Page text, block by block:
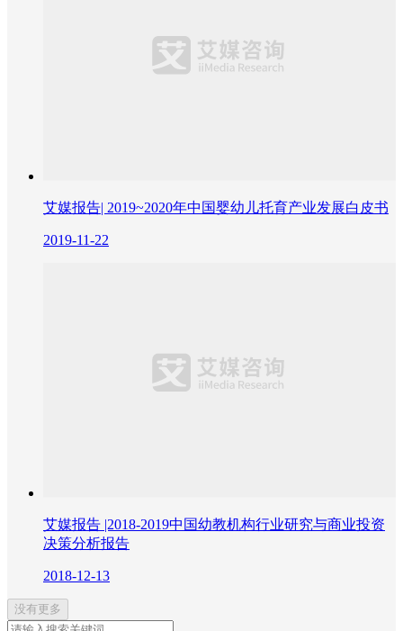
艾媒报告| 2019~2020年中国婴幼儿托育产业发展白皮书
2019-11-22
艾媒报告 |2018-2019中国幼教机构行业研究与商业投资
决策分析报告
2018-12-13
没有更多